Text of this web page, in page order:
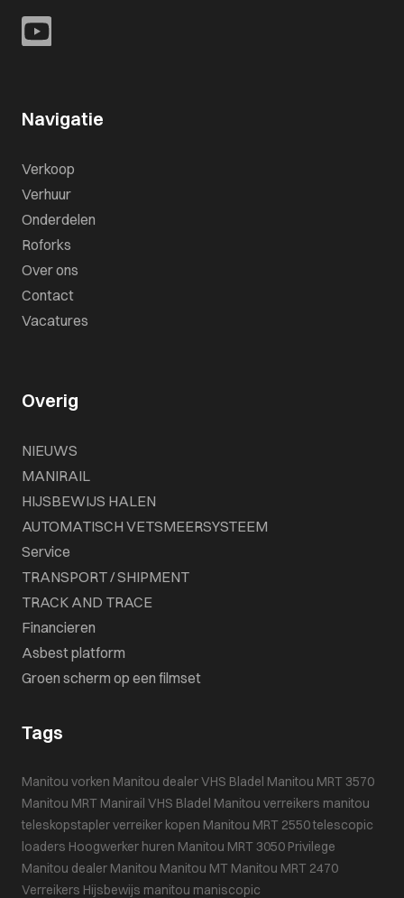
Navigatie
Verkoop
Verhuur
Onderdelen
Roforks
Over ons
Contact
Vacatures
Overig
NIEUWS
MANIRAIL
HIJSBEWIJS HALEN
AUTOMATISCH VETSMEERSYSTEEM
Service
TRANSPORT / SHIPMENT
TRACK AND TRACE
Financieren
Asbest platform
Groen scherm op een filmset
Tags
Manitou vorken Manitou dealer VHS Bladel Manitou MRT 3570
Manitou MRT Manirail VHS Bladel Manitou verreikers manitou
teleskopstaplerverreiker kopen Manitou MRT 2550telescopic
loaders Hoogwerker huren Manitou MRT 3050 Privilege
Manitou dealer Manitou Manitou MT Manitou MRT 2470
Verreikers Hijsbewijs manitou maniscopic